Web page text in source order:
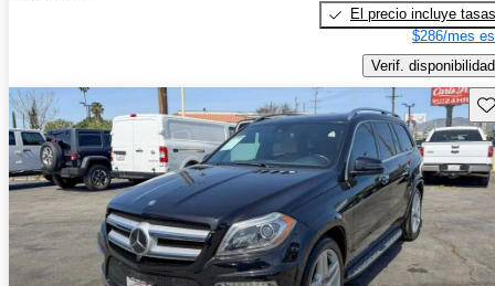
El precio incluye tasas
$286/mes
Verif. disponibilidad